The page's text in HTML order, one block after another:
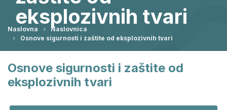
eksplozivnih tvari
Naslovna
Naslovnica
Osnove sigurnosti i zaštite od eksplozivnih tvari
Osnove sigurnosti i zaštite od
eksplozivnih tvari